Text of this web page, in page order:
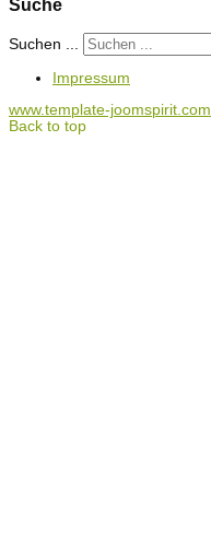
Suche
Suchen ...
Impressum
www.template-joomspirit.com
Back to top